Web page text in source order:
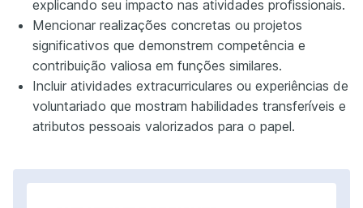
explicando seu impacto nas atividades profissionais.
Mencionar realizações concretas ou projetos
significativos que demonstrem competência e
contribuição valiosa em funções similares.
Incluir atividades extracurriculares ou experiências de
voluntariado que mostram habilidades transferíveis e
atributos pessoais valorizados para o papel.